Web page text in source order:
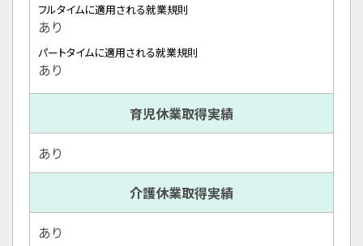
フルタイムに適用される就業規則
あり
パートタイムに適用される就業規則
あり
育児休業取得実績
あり
介護休業取得実績
あり